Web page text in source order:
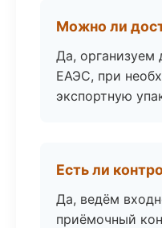
Можно ли
Да, организуем
ЕАЭС, при
экспортную
Есть ли
Да, ведём
приёмочный